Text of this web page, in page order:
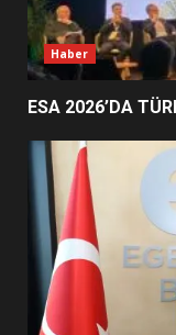
4
5
6
Haber
ESA 2026’DA